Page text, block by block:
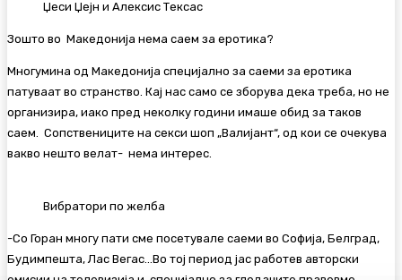
Џеси Џејн и Алексис Тексас
Зошто во Македонија нема саем за еротика?
Многумина од Македонија специјално за саеми за еротика
патуваат во странство. Кај нас само се зборува дека треба, но не
организира, иако пред неколку години имаше обид за таков
саем. Сопствениците на секси шоп „Валијант“, од кои се очекува
вакво нешто велат- нема интерес.
Вибратори по желба
-Со Горан многу пати сме посетувале саеми во Софија, Белград,
Будимпешта, Лас Вегас…Во тој период јас работев авторски